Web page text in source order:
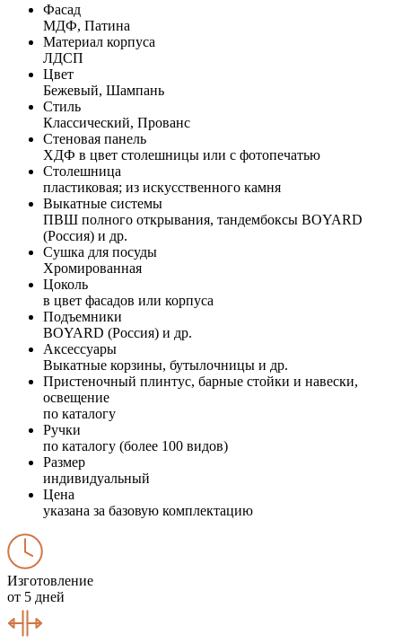
Фасад
МДФ, Патина
Материал корпуса
ЛДСП
Цвет
Бежевый, Шампань
Стиль
Классический, Прованс
Стеновая панель
ХДФ в цвет столешницы или с фотопечатью
Столешница
пластиковая; из искусственного камня
Выкатные системы
ПВШ полного открывания, тандембоксы BOYARD
(Россия) и др.
Сушка для посуды
Хромированная
Цоколь
в цвет фасадов или корпуса
Подъемники
BOYARD (Россия) и др.
Аксессуары
Выкатные корзины, бутылочницы и др.
Пристеночный плинтус, барные стойки и навески,
освещение
по каталогу
Ручки
по каталогу (более 100 видов)
Размер
индивидуальный
Цена
указана за базовую комплектацию
Изготовление
от 5 дней